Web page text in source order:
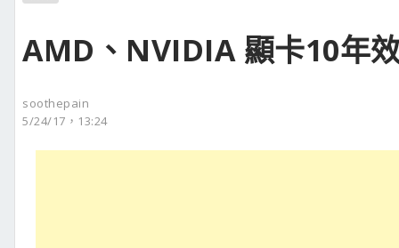
AMD、NVIDIA 顯卡10年
soothepain
5/24/17，13:24